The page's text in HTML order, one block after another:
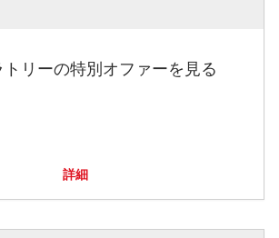
トリーの特別オファーを見る
詳細